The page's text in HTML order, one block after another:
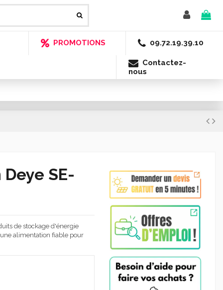
PROMOTIONS 09.72.19.39.10
Contactez-
nous
SE-
de stockage d'énergie
alimentation fiable pour